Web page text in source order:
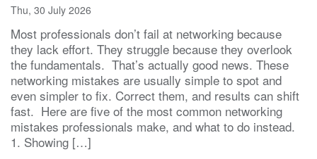
Thu, 30 July 2026
Most professionals don’t fail at networking because
they lack effort. They struggle because they overlook
the fundamentals. That’s actually good news. These
networking mistakes are usually simple to spot and
even simpler to fix. Correct them, and results can shift
fast. Here are five of the most common networking
mistakes professionals make, and what to do instead.
1. Showing […]